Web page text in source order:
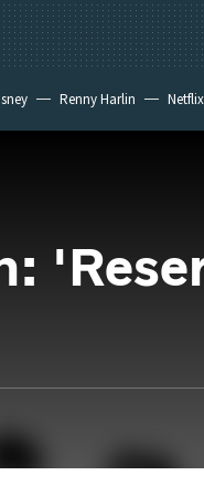
Renny Harlin Netflix